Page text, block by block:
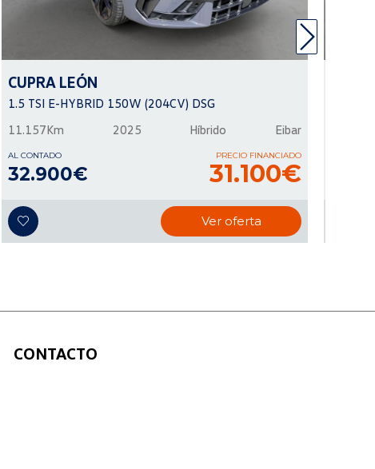
CUPRA LEÓN
1.5 TSI E-HYBRID 150W (204CV) DSG
11.157Km
2025 Híbrido Eibar
AL CONTADO
32.900€
PRECIO FINANCIADO
31.100€
Ver oferta
CONTACTO